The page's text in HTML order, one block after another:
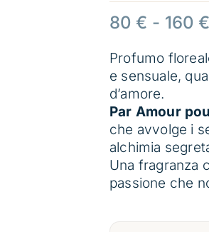
80€ - 160€
Profumo
e sensuale,
d’amore.
Par Amour
che avvolge i
alchimia
Una fragranza
passione che